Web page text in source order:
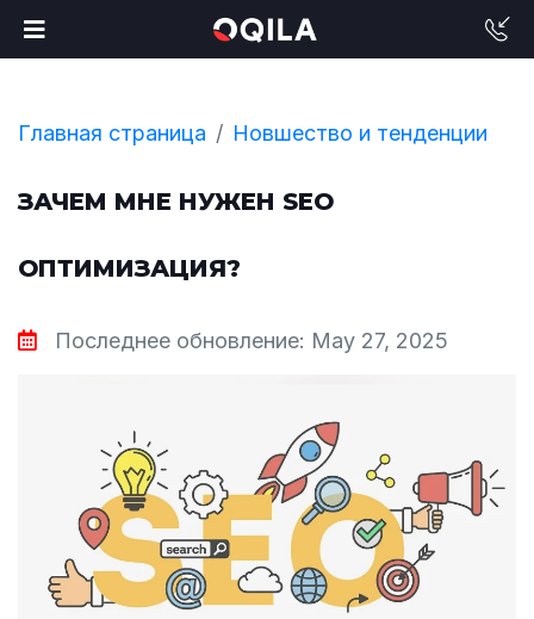
Главная страница Новшество и тенденции
ЗАЧЕМ МНЕ НУЖЕН SEO
ОПТИМИЗАЦИЯ?
Последнее обновление: May 27, 2025